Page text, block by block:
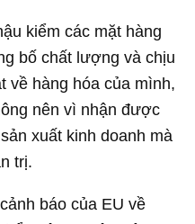
kiểm các mặt hàng
bố chất lượng và chịu
về hàng hóa của mình,
nên vì nhận được
xuất kinh doanh mà
trị.
báo của EU về